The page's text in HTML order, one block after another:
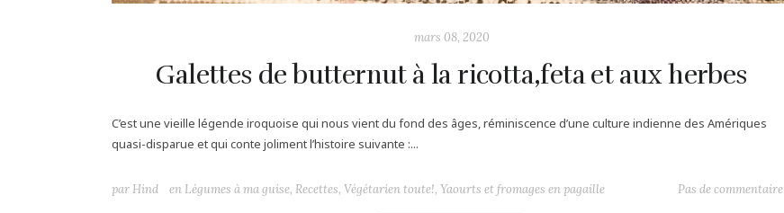
mars 08, 2020
Galettes de butternut à la ricotta,feta et aux herbes
C’est une vieille légende iroquoise qui nous vient du fond des âges, réminiscence d’une culture indienne des Amériques
quasi-disparue et qui conte joliment l’histoire suivante :...
par Hind en Légumes à ma guise, Recettes, Végétarien toute!, Yaourts et fromages en pagaille Pas de commentaire